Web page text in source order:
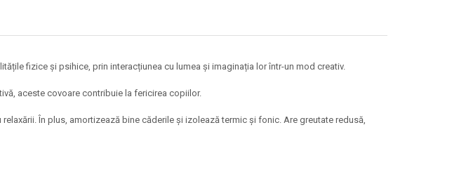
fizice și psihice, prin interacțiunea cu lumea și imaginația lor într-un mod creativ.
aceste covoare contribuie la fericirea copiilor.
În plus, amortizează bine căderile și izolează termic și fonic. Are greutate redusă,